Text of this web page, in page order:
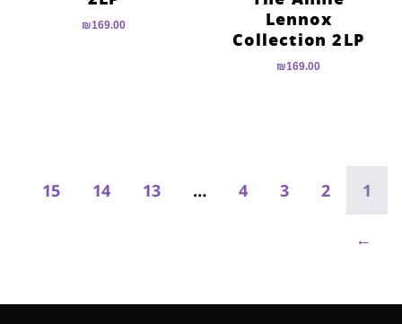
Lennox
Collection 2LP
₪169.00
₪169.00
1
2
3
4
…
13
14
15
←